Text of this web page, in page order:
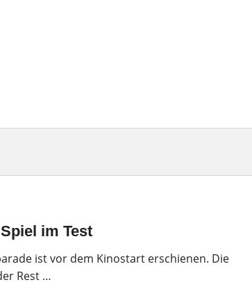
im Test
ist vor dem Kinostart erschienen. Die
Rest …